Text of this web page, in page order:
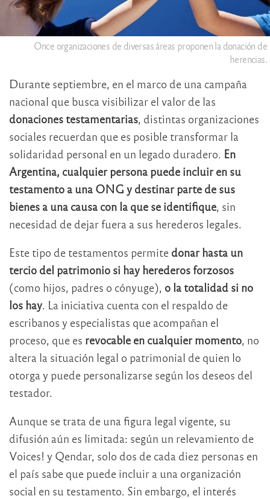
Once organizaciones de diversas áreas proponen la donación de
herencias.
Durante septiembre, en el marco de una campaña
nacional que busca visibilizar el valor de las
donaciones testamentarias, distintas organizaciones
sociales recuerdan que es posible transformar la
solidaridad personal en un legado duradero. En
Argentina, cualquier persona puede incluir en su
testamento a una ONG y destinar parte de sus
bienes a una causa con la que se identifique, sin
necesidad de dejar fuera a sus herederos legales.
Este tipo de testamentos permite donar hasta un
tercio del patrimonio si hay herederos forzosos
(como hijos, padres o cónyuge), o la totalidad si no
los hay. La iniciativa cuenta con el respaldo de
escribanos y especialistas que acompañan el
proceso, que es revocable en cualquier momento, no
altera la situación legal o patrimonial de quien lo
otorga y puede personalizarse según los deseos del
testador.
Aunque se trata de una figura legal vigente, su
difusión aún es limitada: según un relevamiento de
Voices! y Qendar, solo dos de cada diez personas en
el país sabe que puede incluir a una organización
social en su testamento. Sin embargo, el interés